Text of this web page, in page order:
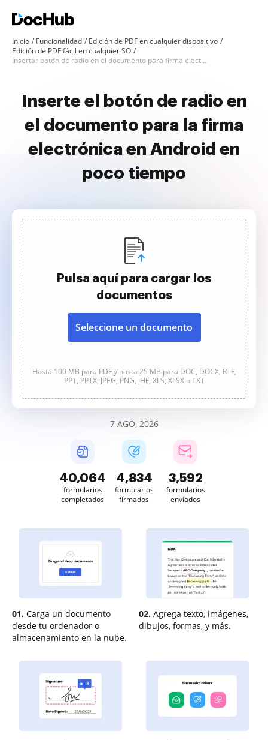
Inicio Funcionalidad
Edición de PDF en cualquier dispositivo
Edición de PDF fácil en cualquier SO
Insertar botón de radio en el documento para firma electrónica en Android
Inserte el botón de radio en
el documento para la firma
electrónica en Android en
poco tiempo
Pulsa aquí para cargar los
documentos
Seleccione un documento
Hasta 100 MB para PDF y hasta 25 MB para DOC, DOCX, RTF,
PPT, PPTX, JPEG, PNG, JFIF, XLS, XLSX o TXT
7 AGO, 2026
40,065
formularios
completados
4,834
formularios
firmados
3,592
formularios
enviados
01. Carga un documento
desde tu ordenador o
almacenamiento en la nube.
02. Agrega texto, imágenes,
dibujos, formas, y más.